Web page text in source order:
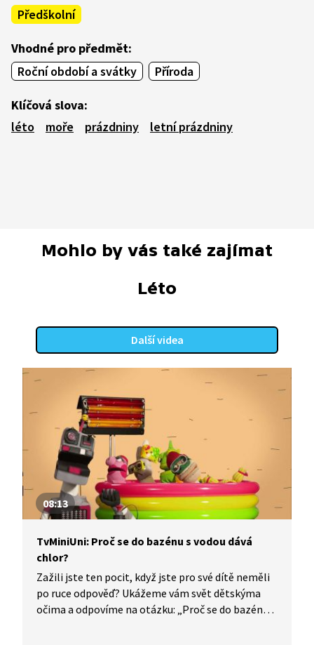
Předškolní
Vhodné pro předmět:
Roční období a svátky
Příroda
Klíčová slova:
léto
moře prázdniny letní prázdniny
Mohlo by vás také zajímat
Léto
Další videa
08:13
TvMiniUni: Proč se do bazénu s vodou dává
chlor?
Zažili jste ten pocit, když jste pro své dítě neměli
po ruce odpověď? Ukážeme vám svět dětskýma
očima a odpovíme na otázku: „Proč se do bazénu